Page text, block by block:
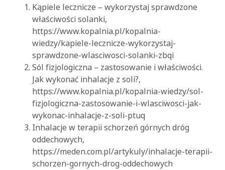
Kąpiele lecznicze – wykorzystaj sprawdzone
właściwości solanki,
https://www.kopalnia.pl/kopalnia-
wiedzy/kapiele-lecznicze-wykorzystaj-
sprawdzone-wlasciwosci-solanki-zbqi
Sól fizjologiczna – zastosowanie i właściwości.
Jak wykonać inhalacje z soli?,
https://www.kopalnia.pl/kopalnia-wiedzy/sol-
fizjologiczna-zastosowanie-i-wlasciwosci-jak-
wykonac-inhalacje-z-soli-ptuq
Inhalacje w terapii schorzeń górnych dróg
oddechowych,
https://meden.com.pl/artykuly/inhalacje-terapii-
schorzen-gornych-drog-oddechowych